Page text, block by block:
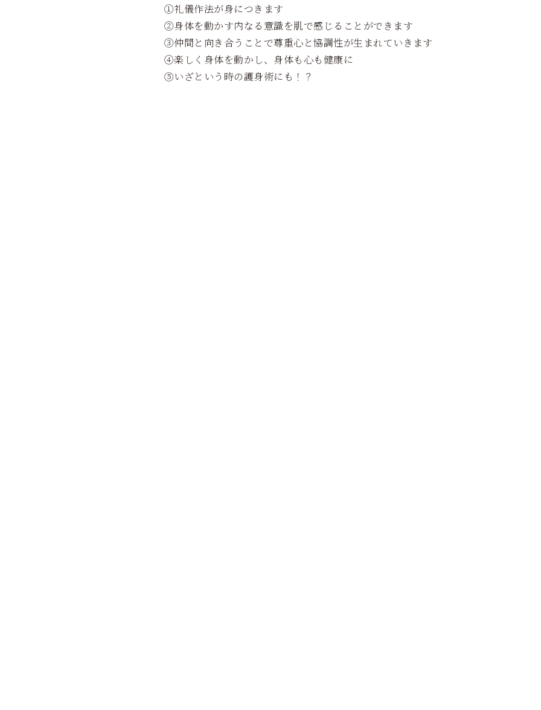
①礼儀作法が身につきます
②身体を動かす内なる意識を肌で感じることができます
③仲間と向き合うことで尊重心と協調性が生まれていきます
④楽しく身体を動かし、身体も心も健康に
⑤いざという時の護身術にも！？